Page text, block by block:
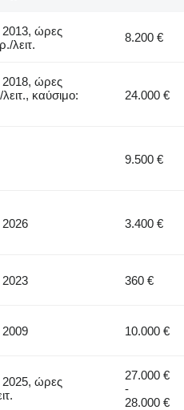
ώρες
λειτ.
8.200 €
ώρες
καύσιμο:
24.000 €
9.500 €
3.400 €
360 €
10.000 €
ώρες
27.000 €
-
28.000 €